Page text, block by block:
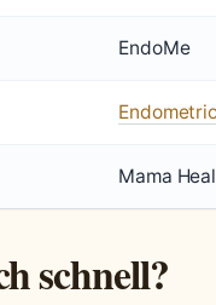
EndoMe
Mama
schnell?